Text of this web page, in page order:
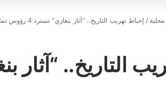
محلية / إحباط تهريب التاريخ.. “آثار بنغازي” تسترد 4 رؤوس تماثيل وتكرم الأمن الداخلي